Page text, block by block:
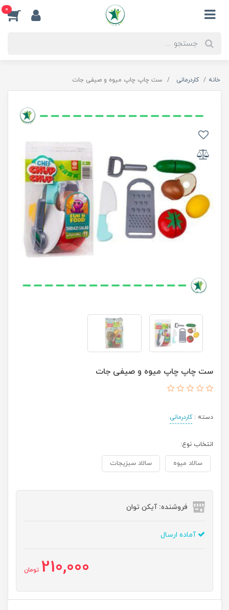
0
خانه کاردرمانی ست چاپ چاپ میوه و صیفی جات
ست چاپ چاپ میوه و صیفی جات
دسته :کاردرمانی
انتخاب نوع:
سالاد میوه سالاد سبزیجات
فروشنده: آیکن توان
آماده ارسال
210,000 تومان